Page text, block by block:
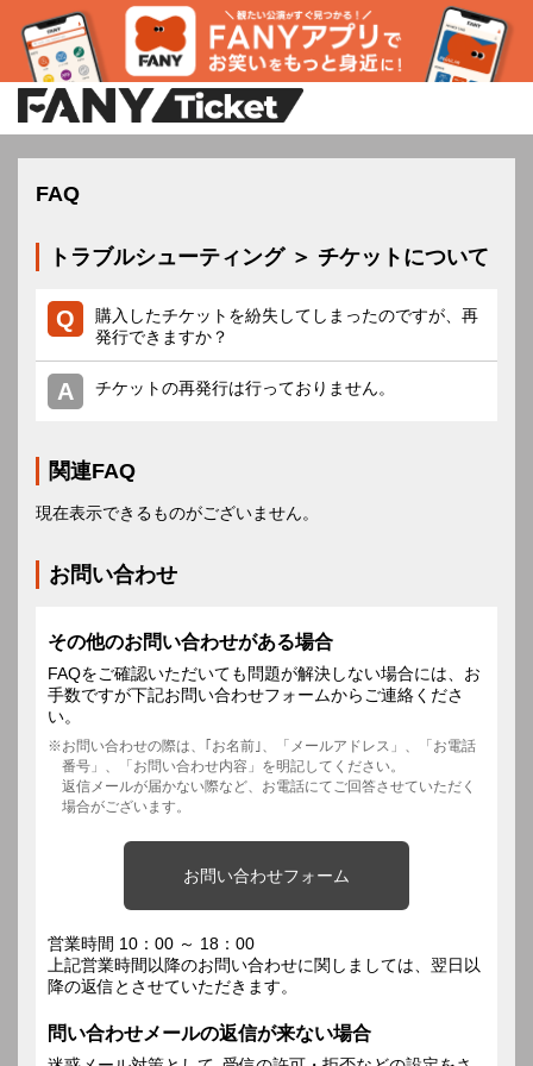
FAQ
トラブルシューティング ＞ チケットについて
購入したチケットを紛失してしまったのですが、再
発行できますか？
チケットの再発行は行っておりません。
関連FAQ
現在表示できるものがございません。
お問い合わせ
その他のお問い合わせがある場合
FAQをご確認いただいても問題が解決しない場合には、お
手数ですが下記お問い合わせフォームからご連絡くださ
い。
お問い合わせの際は、｢お名前｣、「メールアドレス」、「お電話
番号」、「お問い合わせ内容」を明記してください。
返信メールが届かない際など、お電話にてご回答させていただく
場合がございます。
お問い合わせフォーム
営業時間 10：00 ～ 18：00
上記営業時間以降のお問い合わせに関しましては、翌日以
降の返信とさせていただきます。
問い合わせメールの返信が来ない場合